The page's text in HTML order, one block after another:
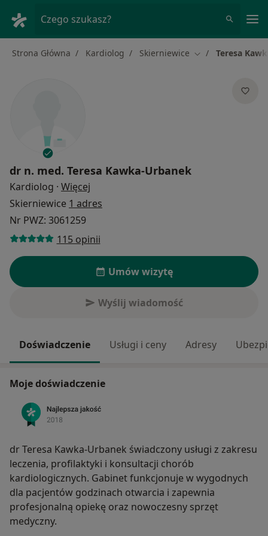
Czego szukasz?
Strona Główna Kardiolog Skierniewice Zmień miasto
Teresa
dr n. med. Teresa Kawka-Urbanek
Kardiolog · Więcej
Skierniewice 1 adres
Nr PWZ: 3061259
115 opinii
Umów wizytę
Wyślij wiadomość
Doświadczenie Usługi i ceny Adresy
Moje doświadczenie
dr Teresa Kawka-Urbanek świadczony usługi z zakresu
leczenia, profilaktyki i konsultacji chorób
kardiologicznych. Gabinet funkcjonuje w wygodnych
dla pacjentów godzinach otwarcia i zapewnia
profesjonalną opiekę oraz nowoczesny sprzęt
medyczny.